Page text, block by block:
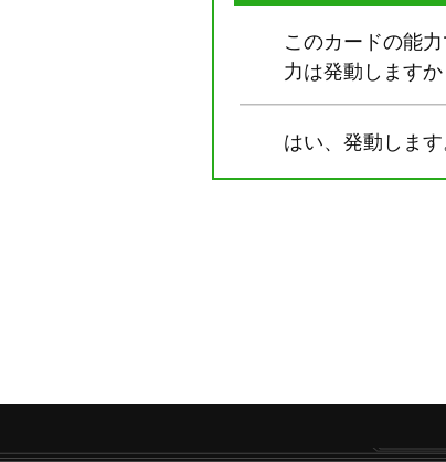
このカードの能
力は発動しますか
はい、発動します